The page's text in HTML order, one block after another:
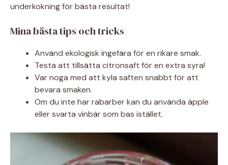
underkokning för bästa resultat!
Mina bästa tips och tricks
Använd ekologisk ingefära för en rikare smak.
Testa att tillsätta citronsaft för en extra syra!
Var noga med att kyla saften snabbt för att
bevara smaken.
Om du inte har rabarber kan du använda äpple
eller svarta vinbär som bas istället.